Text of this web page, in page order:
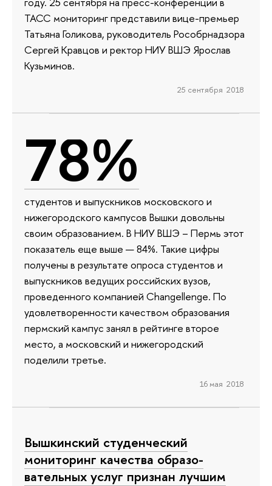
ТАСС мониторинг представили вице-премьер
Татьяна Голикова, руководитель Рособрнадзора
Сергей Кравцов и ректор НИУ ВШЭ Ярослав
Кузьминов.
25 сентября 2018
78%
студентов и выпускников московского и
нижегородского кампусов Вышки довольны
своим образованием. В НИУ ВШЭ – Пермь этот
показатель еще выше — 84%. Такие цифры
получены в результате опроса студентов и
выпускников ведущих российских вузов,
проведенного компанией Changellenge. По
удовлетворенности качеством образования
пермский кампус занял в рейтинге второе
место, а московский и нижегородский
поделили третье.
16 мая 2018
Вышкинский сту­ден­че­ский
мониторинг качества об­ра­зо­
ватель­ных услуг признан лучшим